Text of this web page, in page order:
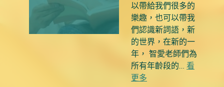
以帶給我們很多的
樂趣，也可以帶我
們認識新詞語，新
的世界，在新的一
年， 智愛老師們為
所有年齡段的… 看
更多